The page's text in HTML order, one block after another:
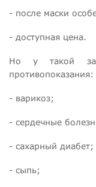
- после маски
- доступная цена.
Но у такой
противопоказания:
- варикоз;
- сердечные
- сахарный диабет;
- сыпь;